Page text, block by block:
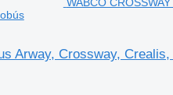
Arway, Crossway,